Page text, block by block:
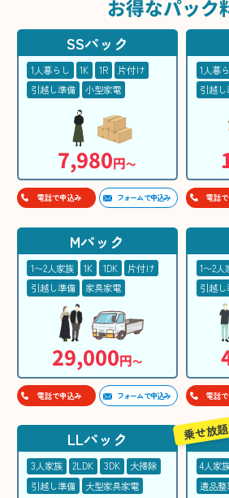
お得なパック
SSパック
1人暮らし 1K 1R
片付け
引越し準備
小型家電
7,980円〜
電話で申込み フォームで申込み
1人暮
引越
電話
Mパック
1〜2人家族 1K 1DK
片付け
引越し準備
家具家電
29,000円〜
電話で申込み フォームで申込み
1〜2人
引越
電話
LLパック
3人家族 2LDK 3DK
大掃除
引越し準備
大型家具家電
4人家
遺品整
乗せ放題